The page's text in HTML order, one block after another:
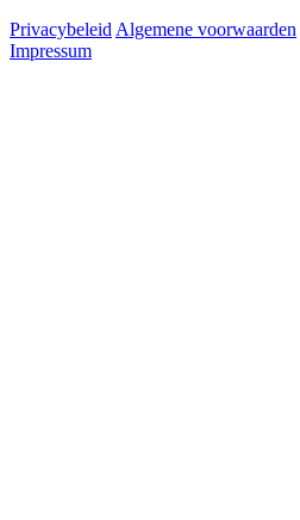
Privacybeleid Algemene voorwaarden
Impressum